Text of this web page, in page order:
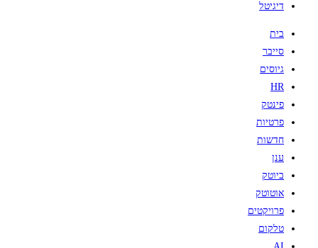
דיגיטל
בית
סייבר
גיוסים
HR
פינטק
פרטיות
חדשות
ענן
ביוטק
אוטוטק
פרויקטים
טלקום